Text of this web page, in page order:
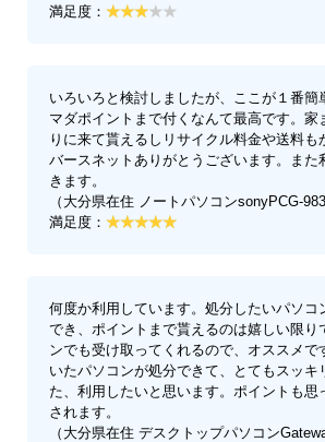
満足度：
いろいろと検討しましたが、ここが１番簡
マダポイントまで付くなんて最高です。家
りに来て貰えるしリサイクル料金や送料も
バースネットありがとうございます。また
きます。
（大分県在住 ノートパソコンsonyPCG-
満足度：
何度か利用しています。処分したいパソコ
でき、ポイントまで貰えるのは嬉しい限り
ンでも受け取ってくれるので、オススメで
いたパソコンが処分できて、とてもスッキ
た、利用したいと思います。ポイントも思
されます。
（大分県在住 デスクトップパソコン